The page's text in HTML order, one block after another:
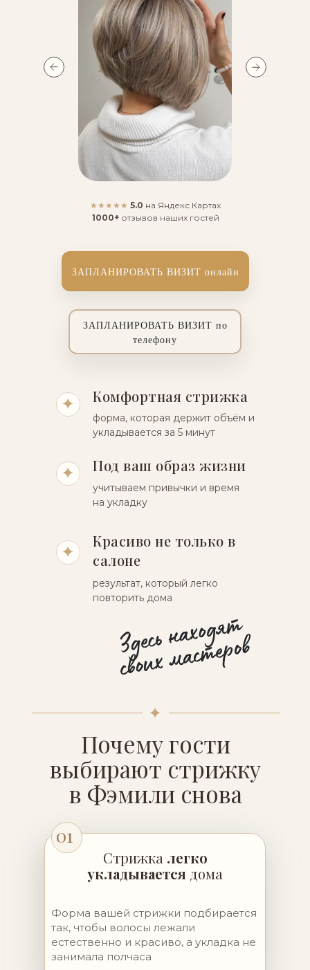
ЗАПЛАНИРОВАТЬ ВИЗИТ по
телефону
ЗАПЛАНИРОВАТЬ ВИЗИТ онлайн
результат, который легко
повторить дома
учитываем привычки и время
на укладку
форма, которая держит объём и
укладывается за 5 минут
Красиво не только в
салоне
Под ваш образ жизни
Комфортная стрижка
✦
✦
✦
★★★★★ 5.0 на Яндекс Картах
1000+отзывов наших гостей
✦
Почему гости
выбирают стрижку
в Фэмили снова
01
Стрижка легко
укладывается дома
Форма вашей стрижки подбирается
так, чтобы волосы лежали
естественно и красиво, а укладка не
занимала полчаса